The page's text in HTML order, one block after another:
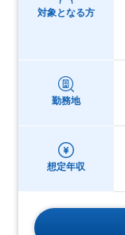
対象となる方
勤務地
想定年収